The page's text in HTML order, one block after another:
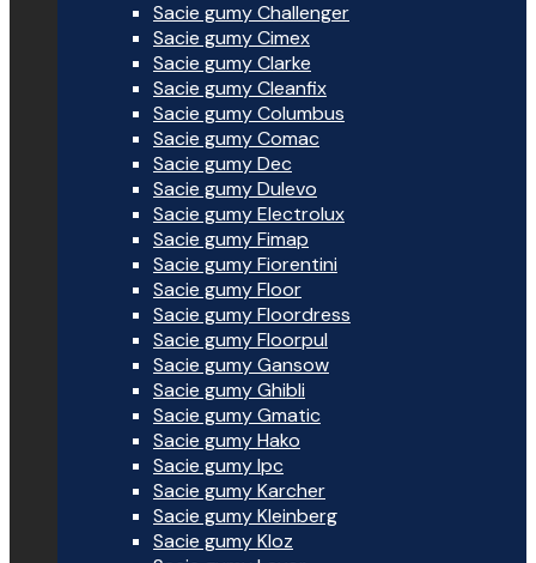
Sacie gumy Challenger
Sacie gumy Cimex
Sacie gumy Clarke
Sacie gumy Cleanfix
Sacie gumy Columbus
Sacie gumy Comac
Sacie gumy Dec
Sacie gumy Dulevo
Sacie gumy Electrolux
Sacie gumy Fimap
Sacie gumy Fiorentini
Sacie gumy Floor
Sacie gumy Floordress
Sacie gumy Floorpul
Sacie gumy Gansow
Sacie gumy Ghibli
Sacie gumy Gmatic
Sacie gumy Hako
Sacie gumy Ipc
Sacie gumy Karcher
Sacie gumy Kleinberg
Sacie gumy Kloz